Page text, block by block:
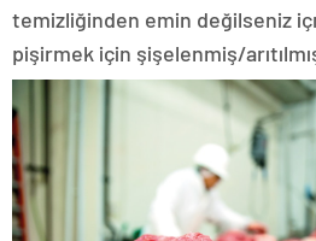
temizliğinden emin değilseniz
pişirmek için şişelenmiş/